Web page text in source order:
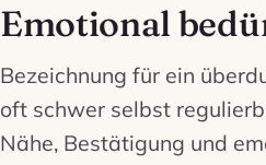
Emotional
Bezeichnung für ein
oft schwer selbst
Nähe, Bestätigung und